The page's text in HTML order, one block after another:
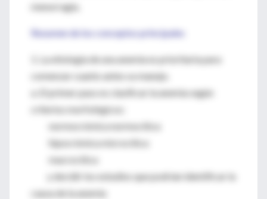
menorragia.
Resumen de los conceptos principales
1. La etiología de una anemia es prioritaria para
comenzar cuanto antes su manejo.
a. El primer paso es clasificar la anemia según
criterios morfológicos:
normocrómica normocítica
hipocrómica microcítica
macrocítica
y decidir los estudios que podrían identificar la
causa de la anemia